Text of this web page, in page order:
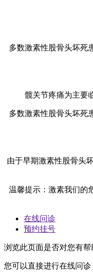
多数激素性股骨头坏死
髋关节疼痛为主要
多数激素性股骨头坏死
由于早期激素性股骨头
温馨提示：激素我们的
在线问诊
预约挂号
浏览此页面是否对您有帮
您可以直接进行在线问